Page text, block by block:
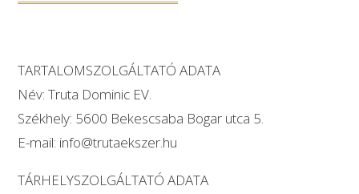
TARTALOMSZOLGÁLTATÓ ADATA
Név: Truta Dominic EV.
Székhely: 5600 Bekescsaba Bogar utca 5.
E-mail: info@trutaekszer.hu
TÁRHELYSZOLGÁLTATÓ ADATA